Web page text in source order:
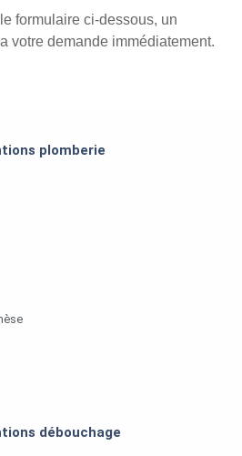
formulaire ci-dessous, un
votre demande immédiatement.
plomberie
débouchage